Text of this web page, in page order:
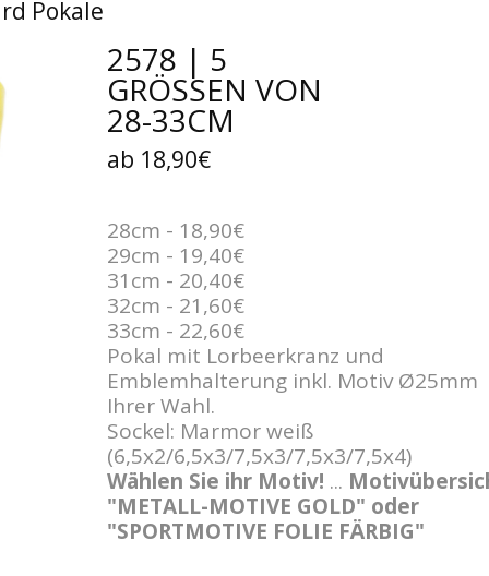
Pokale
2578 | 5
GRÖSSEN VON 2
8-33CM
ab 18,90€
28cm - 18,90€
29cm - 19,40€
31cm - 20,40€
32cm - 21,60€
33cm - 22,60€
Pokal mit Lorbeerkranz und
Emblemhalterung inkl. Motiv Ø25mm
Ihrer Wahl.
Sockel: Marmor weiß
(6,5x2/6,5x3/7,5x3/7,5x3/7,5x4)
Wählen Sie ihr Motiv! ...
"METALL-MOTIVE GOLD" oder
"SPORTMOTIVE FOLIE FÄRBIG"